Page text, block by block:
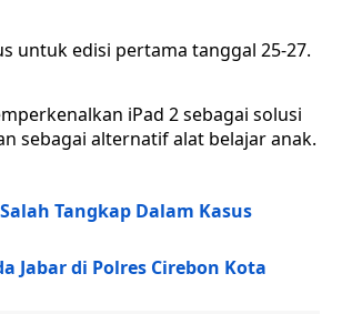
untuk edisi pertama tanggal 25-27.
iPad 2 sebagai solusi
sebagai alternatif alat belajar anak.
Tangkap Dalam Kasus
Jabar di Polres Cirebon Kota